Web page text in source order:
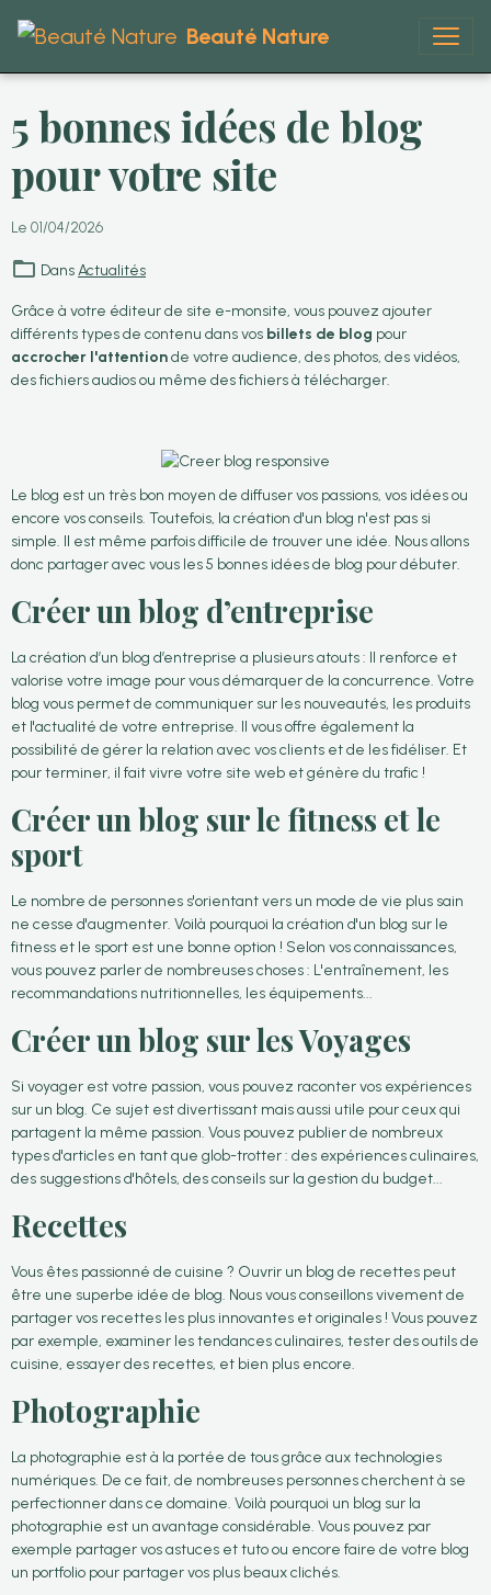
Beauté Nature
5 bonnes idées de blog
pour votre site
Le 01/04/2026
DansActualités
Grâce à votre éditeur de site e-monsite, vous pouvez ajouter
différents types de contenu dans vos billets de blog pour
accrocher l'attentionde votre audience, des photos, des vidéos,
des fichiers audios ou même des fichiers à télécharger.
Le blog est un très bon moyen de diffuser vos passions, vos idées ou
encore vos conseils. Toutefois, la création d'un blog n'est pas si
simple. Il est même parfois difficile de trouver une idée. Nous allons
donc partager avec vous les 5 bonnes idées de blog pour débuter.
Créer un blog d’entreprise
La création d’un blog d’entreprise a plusieurs atouts : Il renforce et
valorise votre image pour vous démarquer de la concurrence. Votre
blog vous permet de communiquer sur les nouveautés, les produits
et l'actualité de votre entreprise. Il vous offre également la
possibilité de gérer la relation avec vos clients et de les fidéliser. Et
pour terminer, il fait vivre votre site web et génère du trafic !
Créer un blog sur le fitness et le
sport
Le nombre de personnes s'orientant vers un mode de vie plus sain
ne cesse d'augmenter. Voilà pourquoi la création d'un blog sur le
fitness et le sport est une bonne option ! Selon vos connaissances,
vous pouvez parler de nombreuses choses : L'entraînement, les
recommandations nutritionnelles, les équipements...
Créer un blog sur les Voyages
Si voyager est votre passion, vous pouvez raconter vos expériences
sur un blog. Ce sujet est divertissant mais aussi utile pour ceux qui
partagent la même passion. Vous pouvez publier de nombreux
types d'articles en tant que glob-trotter : des expériences culinaires,
des suggestions d'hôtels, des conseils sur la gestion du budget...
Recettes
Vous êtes passionné de cuisine ? Ouvrir un blog de recettes peut
être une superbe idée de blog. Nous vous conseillons vivement de
partager vos recettes les plus innovantes et originales ! Vous pouvez
par exemple, examiner les tendances culinaires, tester des outils de
cuisine, essayer des recettes, et bien plus encore.
Photographie
La photographie est à la portée de tous grâce aux technologies
numériques. De ce fait, de nombreuses personnes cherchent à se
perfectionner dans ce domaine. Voilà pourquoi un blog sur la
photographie est un avantage considérable. Vous pouvez par
exemple partager vos astuces et tuto ou encore faire de votre blog
un portfolio pour partager vos plus beaux clichés.